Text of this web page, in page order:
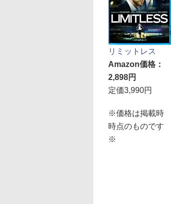
リミットレス
Amazon価格：
2,898円
定価3,990円
※価格は掲載時
時点のものです
※